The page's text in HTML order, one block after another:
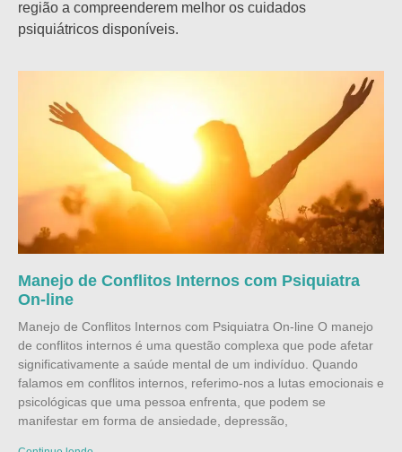
região a compreenderem melhor os cuidados
psiquiátricos disponíveis.
Manejo de Conflitos Internos com Psiquiatra
On-line
Manejo de Conflitos Internos com Psiquiatra On-line O manejo
de conflitos internos é uma questão complexa que pode afetar
significativamente a saúde mental de um indivíduo. Quando
falamos em conflitos internos, referimo-nos a lutas emocionais e
psicológicas que uma pessoa enfrenta, que podem se
manifestar em forma de ansiedade, depressão,